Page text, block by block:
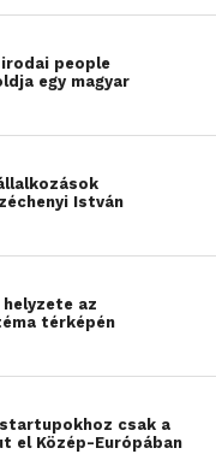
új startup tagok
és
mellett
makinggel és
az induló
főoldalán!
people
egy magyar
István
az
térképén
csak a
el Közép-Európában